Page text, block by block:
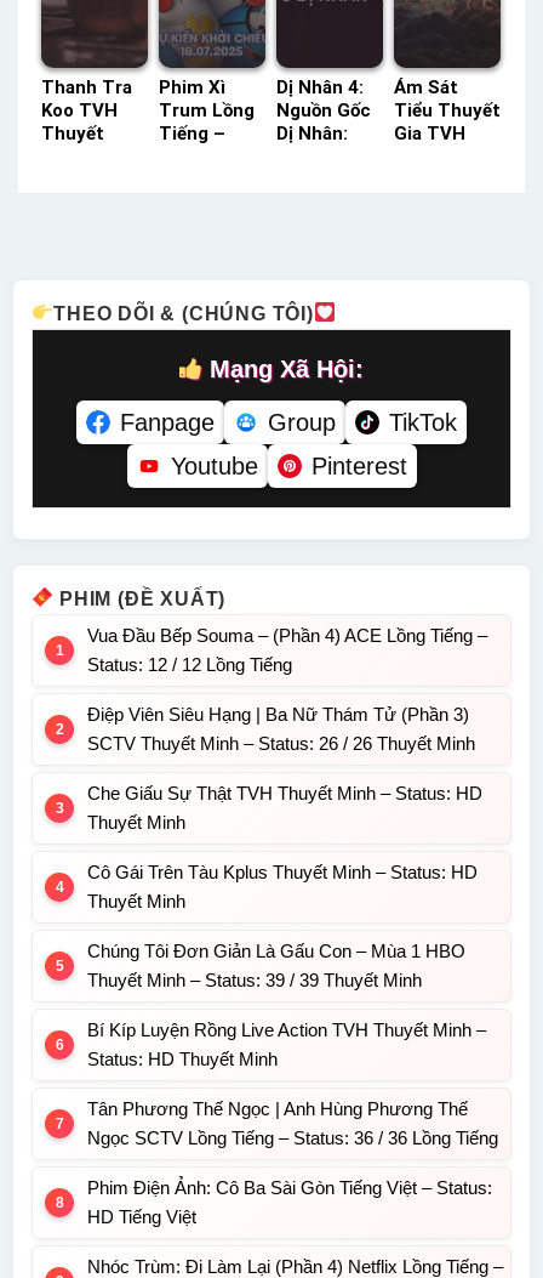
Thanh Tra
Koo TVH
Thuyết
Phim Xì
Trum Lồng
Tiếng –
Dị Nhân 4:
Nguồn Gốc
Dị Nhân:
Ám Sát
Tiểu Thuyết
Gia TVH
THEO DÕI & (CHÚNG TÔI)
Mạng Xã Hội:
Fanpage
Group
TikTok
Youtube
Pinterest
PHIM (ĐỀ XUẤT)
Vua Đầu Bếp Souma – (Phần 4) ACE Lồng Tiếng –
Status: 12 / 12 Lồng Tiếng
Điệp Viên Siêu Hạng | Ba Nữ Thám Tử (Phần 3)
SCTV Thuyết Minh – Status: 26 / 26 Thuyết Minh
Che Giấu Sự Thật TVH Thuyết Minh – Status: HD
Thuyết Minh
Cô Gái Trên Tàu Kplus Thuyết Minh – Status: HD
Thuyết Minh
Chúng Tôi Đơn Giản Là Gấu Con – Mùa 1 HBO
Thuyết Minh – Status: 39 / 39 Thuyết Minh
Bí Kíp Luyện Rồng Live Action TVH Thuyết Minh –
Status: HD Thuyết Minh
Tân Phương Thế Ngọc | Anh Hùng Phương Thế
Ngọc SCTV Lồng Tiếng – Status: 36 / 36 Lồng Tiếng
Phim Điện Ảnh: Cô Ba Sài Gòn Tiếng Việt – Status:
HD Tiếng Việt
Nhóc Trùm: Đi Làm Lại (Phần 4) Netflix Lồng Tiếng –